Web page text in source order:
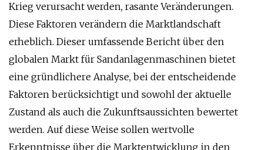
Krieg verursacht werden, rasante Veränderungen.
Diese Faktoren verändern die Marktlandschaft
erheblich. Dieser umfassende Bericht über den
globalen Markt für Sandanlagenmaschinen bietet
eine gründlichere Analyse, bei der entscheidende
Faktoren berücksichtigt und sowohl der aktuelle
Zustand als auch die Zukunftsaussichten bewertet
werden. Auf diese Weise sollen wertvolle
Erkenntnisse über die Marktentwicklung in den